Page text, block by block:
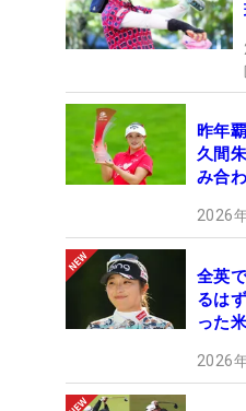
昨年
久間
み合
2026
全英
るは
った
2026